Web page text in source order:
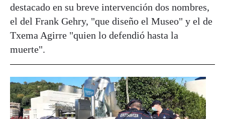
destacado en su breve intervención dos nombres,
el del Frank Gehry, "que diseño el Museo" y el de
Txema Agirre "quien lo defendió hasta la
muerte".